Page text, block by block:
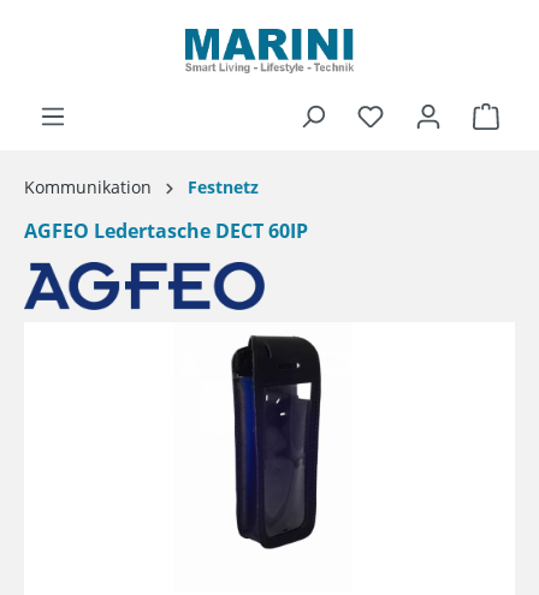
Kommunikation Festnetz
AGFEO Ledertasche DECT 60IP